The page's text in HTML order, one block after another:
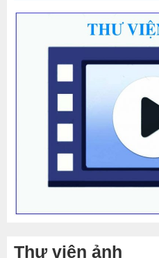
Thư viện ảnh